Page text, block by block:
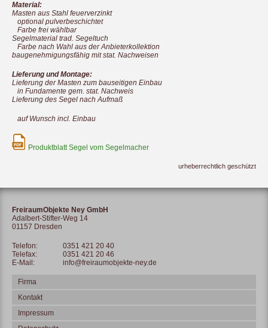
Material:
Masten aus Stahl feuerverzinkt
optional pulverbeschichtet
Farbe frei wählbar
Segelmaterial trad. Segeltuch
Farbe nach Wahl aus der Anbieterkollektion
baugenehmigungsfähig mit stat. Nachweisen
Lieferung und Montage:
Lieferung der Masten zum bauseitigen Einbau
in Fundamente gem. stat. Nachweis
Lieferung des Segel nach Aufmaß
auf Wunsch incl. Einbau
Produktblatt Segel vom Segelmacher
urheberrechtlich geschützt
FreiraumObjekte Ney GmbH
Adalbert-Stifter-Weg 14
01157 Dresden
Telefon:
0351 421 20 40
Telefax:
0351 421 20 46
E-Mail:
info@freiraumobjekte-ney.de
Firma
Kontakt
Impressum